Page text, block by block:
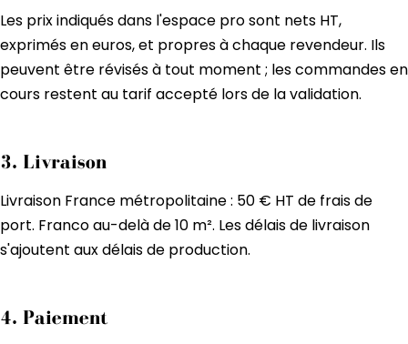
Les prix indiqués dans l'espace pro sont nets HT,
exprimés en euros, et propres à chaque revendeur. Ils
peuvent être révisés à tout moment ; les commandes en
cours restent au tarif accepté lors de la validation.
3. Livraison
Livraison France métropolitaine : 50 € HT de frais de
port. Franco au-delà de 10 m². Les délais de livraison
s'ajoutent aux délais de production.
4. Paiement